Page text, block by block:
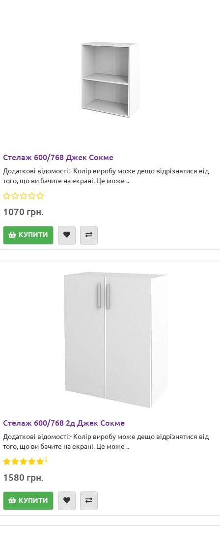
Стелаж 600/768 Джек Сокме
Додаткові відомості:- Колір виробу може дещо відрізнятися від
того, що ви бачите на екрані. Це може ..
1070 грн.
КУПИТИ
Стелаж 600/768 2д Джек Сокме
Додаткові відомості:- Колір виробу може дещо відрізнятися від
того, що ви бачите на екрані. Це може ..
2
1580 грн.
КУПИТИ